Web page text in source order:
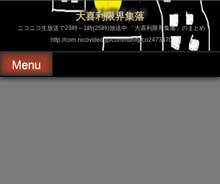
ス
ッ
プ
大喜利限界集落
ニコニコ生放送で23時～1時(25時)放送中 「大喜利限界集落」のまとめ
http://com.nicovideo.jp/community/co2473470
Menu